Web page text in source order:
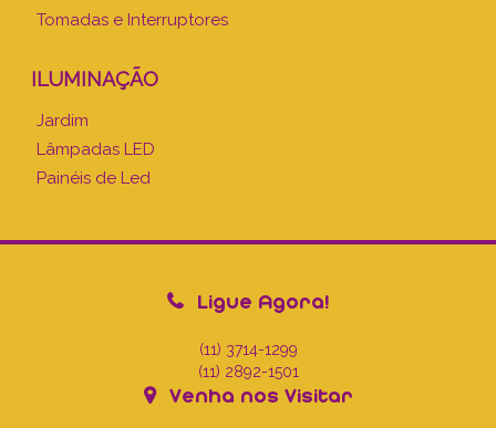
Tomadas e Interruptores
ILUMINAÇÃO
Jardim
Lâmpadas LED
Painéis de Led
Ligue Agora!
(11) 3714-1299
(11) 2892-1501
Venha nos Visitar